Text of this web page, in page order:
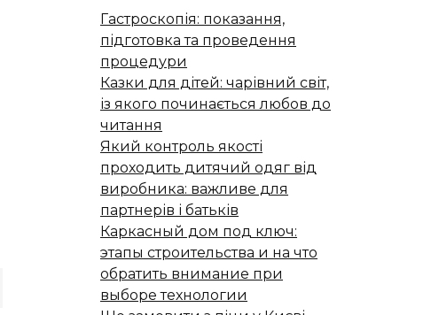
Гастроскопія: показання,
підготовка та проведення
процедури
Казки для дітей: чарівний світ,
із якого починається любов до
читання
Який контроль якості
проходить дитячий одяг від
виробника: важливе для
партнерів і батьків
Каркасный дом под ключ:
этапы строительства и на что
обратить внимание при
выборе технологии